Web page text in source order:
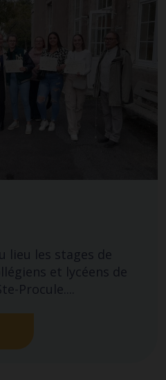
lieu les stages de
et lycéens de
Procule....